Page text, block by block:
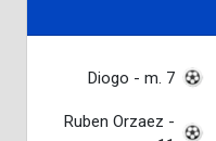
Diogo - m. 7
Ruben Orzaez -